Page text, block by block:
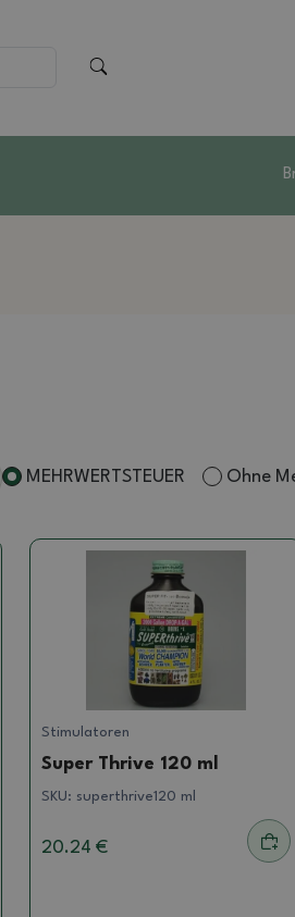
MEHRWERTSTEUER Ohne
Stimulatoren
Super Thrive 120 ml
SKU: superthrive120 ml
20.24 €